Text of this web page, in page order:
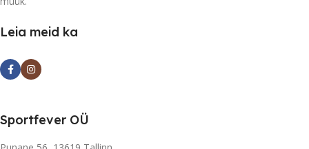
Leia meid ka
Sportfever OÜ